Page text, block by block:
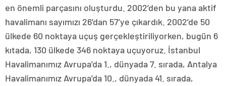
en önemli parçasını oluşturdu. 2002’den bu yana aktif
havalimanı sayımızı 26’dan 57’ye çıkardık. 2002’de 50
ülkede 60 noktaya uçuş gerçekleştiriliyorken, bugün 6
kıtada, 130 ülkede 346 noktaya uçuyoruz. İstanbul
Havalimanımız Avrupa’da 1., dünyada 7. sırada, Antalya
Havalimanımız Avrupa’da 10., dünyada 41. sırada,